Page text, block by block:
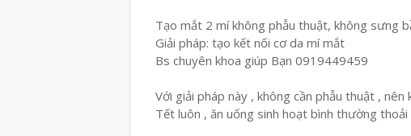
Tạo mắt 2 mí không phẫu thuật, không sưng
Giải pháp: tạo kết nối cơ da mí mắt
Bs chuyên khoa giúp Bạn 0919449459
Với giải pháp này , không cần phẫu thuật ,
Tết luôn , ăn uống sinh hoạt bình thường thoải